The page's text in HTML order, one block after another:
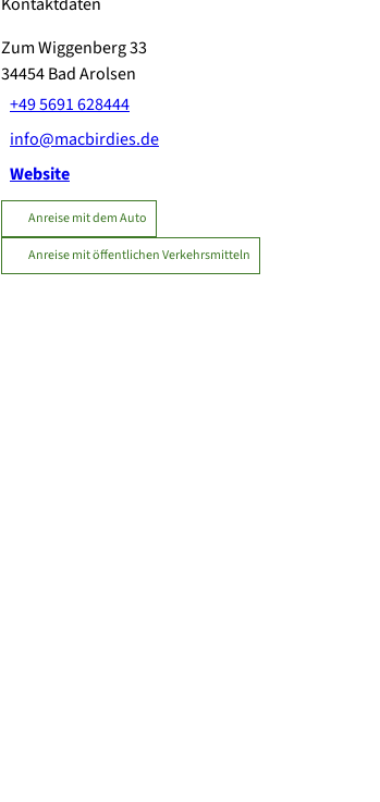
Zum Wiggenberg 33
34454Bad Arolsen
+49 5691 628444
info@macbirdies.de
Website
Anreise mit dem Auto
Anreise mit öffentlichen Verkehrsmitteln